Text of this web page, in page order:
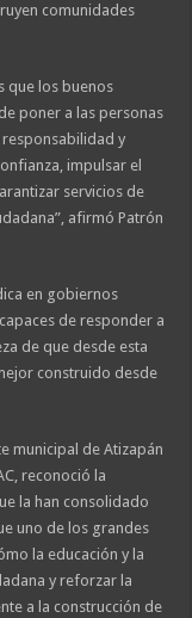
comunidades
que los buenos
poner a las personas
responsabilidad y
impulsar el
servicios de
afirmó Patrón
en gobiernos
de responder a
de que desde esta
construido desde
municipal de Atizapán
reconoció la
la han consolidado
uno de los grandes
la educación y la
y reforzar la
a la construcción de